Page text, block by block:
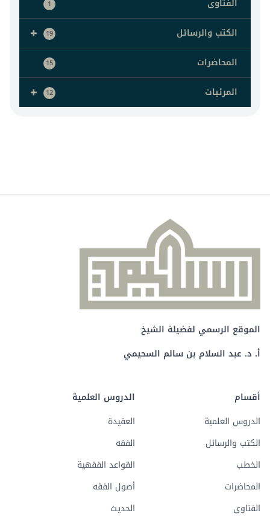
الفتاوى 1
+ الكتب والرسائل 19
المحاضرات 15
+ المرئيات 12
الموقع الرسمي لفضيلة الشيخ
أ. د. عبد السلام بن سالم السحيمي
أقسام
الدروس العلمية
الكتب والرسائل
الخطب
المحاضرات
الفتاوى
الدروس العلمية
العقيدة
الفقه
القواعد الفقهية
أصول الفقه
الحديث